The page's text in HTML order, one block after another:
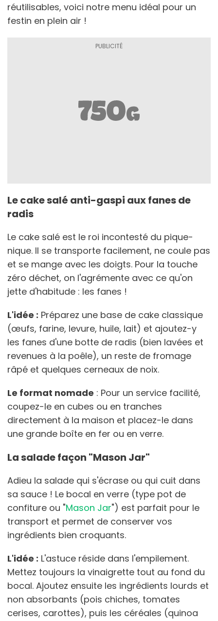
réutilisables, voici notre menu idéal pour un
festin en plein air !
Le cake salé anti-gaspi aux fanes de
radis
Le cake salé est le roi incontesté du pique-
nique. Il se transporte facilement, ne coule pas
et se mange avec les doigts. Pour la touche
zéro déchet, on l'agrémente avec ce qu'on
jette d'habitude : les fanes !
L'idée : Préparez une base de cake classique
(œufs, farine, levure, huile, lait) et ajoutez-y
les fanes d'une botte de radis (bien lavées et
revenues à la poêle), un reste de fromage
râpé et quelques cerneaux de noix.
Le format nomade : Pour un service facilité,
coupez-le en cubes ou en tranches
directement à la maison et placez-le dans
une grande boîte en fer ou en verre.
La salade façon "Mason Jar"
Adieu la salade qui s'écrase ou qui cuit dans
sa sauce ! Le bocal en verre (type pot de
confiture ou "Mason Jar") est parfait pour le
transport et permet de conserver vos
ingrédients bien croquants.
L'idée : L'astuce réside dans l'empilement.
Mettez toujours la vinaigrette tout au fond du
bocal. Ajoutez ensuite les ingrédients lourds et
non absorbants (pois chiches, tomates
cerises, carottes), puis les céréales (quinoa